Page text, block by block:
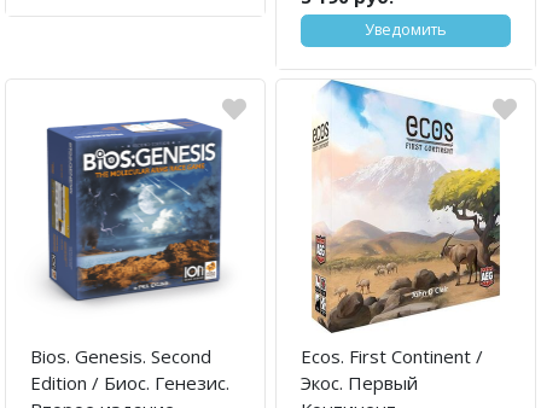
Уведомить
Bios. Genesis. Second
Edition / Биос. Генезис.
Ecos. First Continent /
Экос. Первый